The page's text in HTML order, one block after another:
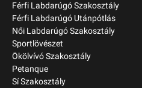
Férfi Labdarúgó Szakosztály
Férfi Labdarúgó Utánpótlás
Női Labdarúgó Szakosztály
Sportlövészet
Ökölvívó Szakosztály
Petanque
Sí Szakosztály